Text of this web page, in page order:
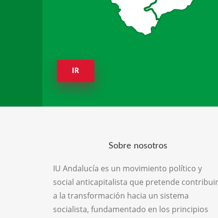
IR
Sobre nosotros
IU Andalucía es un movimiento político y
social anticapitalista que pretende contribuir
a la transformación hacia un sistema
socialista, fundamentado en los principios